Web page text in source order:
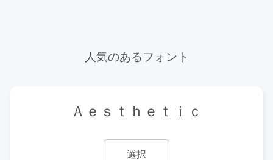
人気のあるフォント
Ａｅｓｔｈｅｔｉｃ
選択